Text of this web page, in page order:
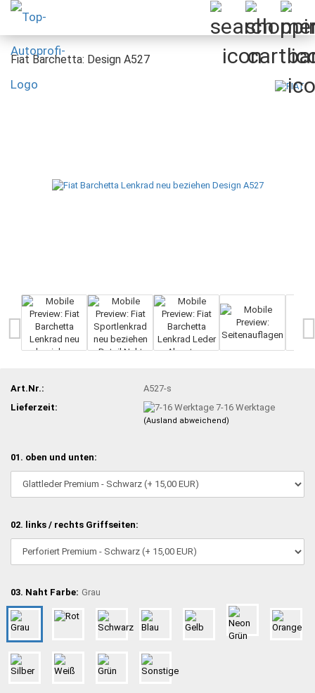
Fiat Barchetta: Design A527
Art.Nr.:
A527-s
Lieferzeit:
7-16 Werktage
(Ausland abweichend)
01. oben und unten:
02. links / rechts Griffseiten:
03. Naht Farbe: Grau